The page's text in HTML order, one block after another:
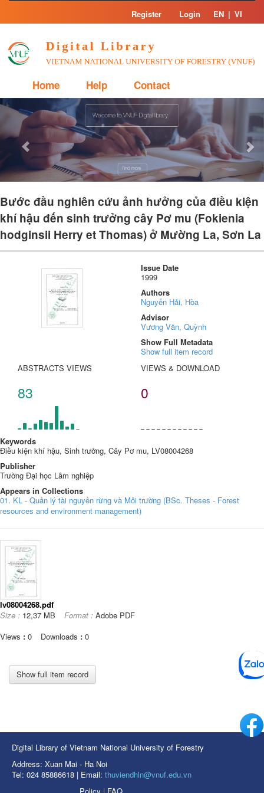
Skip
Register Login EN | VI
Home Help Contact
Previous
Bước đầu nghiên cứu ảnh hưởng của điều kiện
khí hậu đến sinh trưởng cây Pơ mu (Fokienia
hodginsii Herry et Thomas) ở Mường La, Sơn La
Issue Date
1999
Authors
Nguyễn Hải, Hòa
Advisor
Vương Văn, Quỳnh
Show Full Metadata
Show full item record
ABSTRACTS VIEWS
83
VIEWS & DOWNLOAD
0
Keywords
Điều kiện khí hậu, Sinh trưởng, Cây Pơ mu, LV08004268
Publisher
Trường Đại học Lâm nghiệp
Appears in Collections
01. KL - Quản lý tài nguyên rừng và Môi trường (BSc. Theses - Forest
resources and environment management)
lv08004268.pdf
Size : 12,37 MB Format : Adobe PDF
Views : 0 Downloads : 0
Show full item record
Digital Library of Vietnam National University of Forestry
Address: Xuan Mai - Ha Noi
Tel: 024 85886618 | Email: thuviendhln@vnuf.edu.vn